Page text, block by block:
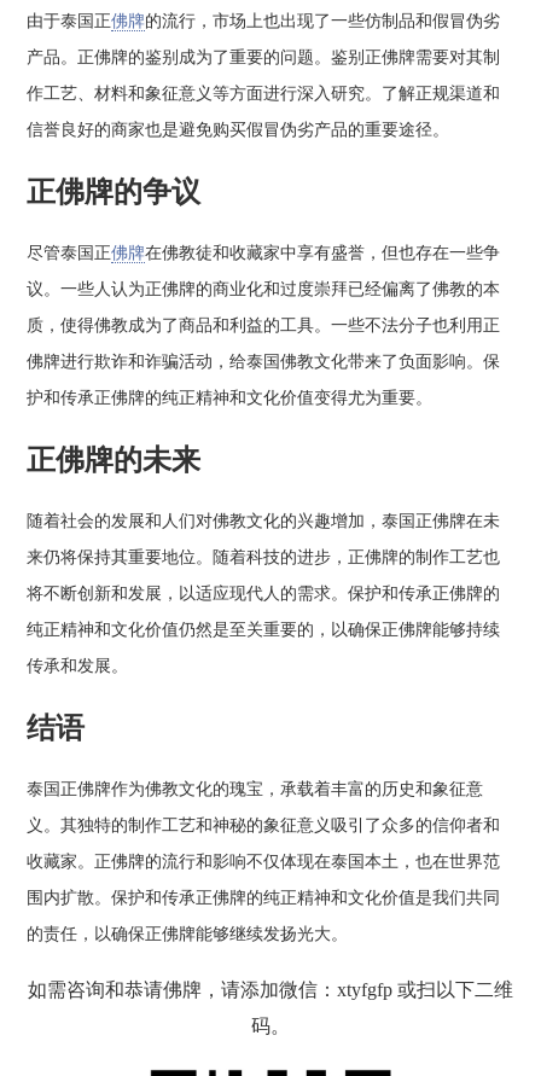
由于泰国正佛牌的流行，市场上也出现了一些仿制品和假冒伪劣
产品。正佛牌的鉴别成为了重要的问题。鉴别正佛牌需要对其制
作工艺、材料和象征意义等方面进行深入研究。了解正规渠道和
信誉良好的商家也是避免购买假冒伪劣产品的重要途径。
正佛牌的争议
尽管泰国正佛牌在佛教徒和收藏家中享有盛誉，但也存在一些争
议。一些人认为正佛牌的商业化和过度崇拜已经偏离了佛教的本
质，使得佛教成为了商品和利益的工具。一些不法分子也利用正
佛牌进行欺诈和诈骗活动，给泰国佛教文化带来了负面影响。保
护和传承正佛牌的纯正精神和文化价值变得尤为重要。
正佛牌的未来
随着社会的发展和人们对佛教文化的兴趣增加，泰国正佛牌在未
来仍将保持其重要地位。随着科技的进步，正佛牌的制作工艺也
将不断创新和发展，以适应现代人的需求。保护和传承正佛牌的
纯正精神和文化价值仍然是至关重要的，以确保正佛牌能够持续
传承和发展。
结语
泰国正佛牌作为佛教文化的瑰宝，承载着丰富的历史和象征意
义。其独特的制作工艺和神秘的象征意义吸引了众多的信仰者和
收藏家。正佛牌的流行和影响不仅体现在泰国本土，也在世界范
围内扩散。保护和传承正佛牌的纯正精神和文化价值是我们共同
的责任，以确保正佛牌能够继续发扬光大。
如需咨询和恭请佛牌，请添加微信：xtyfgfp 或扫以下二维
码。